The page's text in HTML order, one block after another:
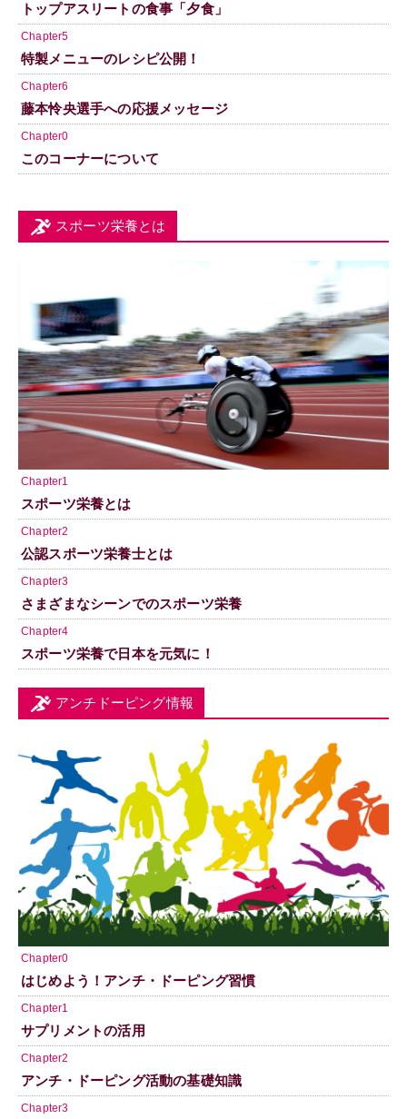
トップアスリートの食事「夕食」
Chapter5
特製メニューのレシピ公開！
Chapter6
藤本怜央選手への応援メッセージ
Chapter0
このコーナーについて
スポーツ栄養とは
Chapter1
スポーツ栄養とは
Chapter2
公認スポーツ栄養士とは
Chapter3
さまざまなシーンでのスポーツ栄養
Chapter4
スポーツ栄養で日本を元気に！
アンチドーピング情報
Chapter0
はじめよう！アンチ・ドーピング習慣
Chapter1
サプリメントの活用
Chapter2
アンチ・ドーピング活動の基礎知識
Chapter3